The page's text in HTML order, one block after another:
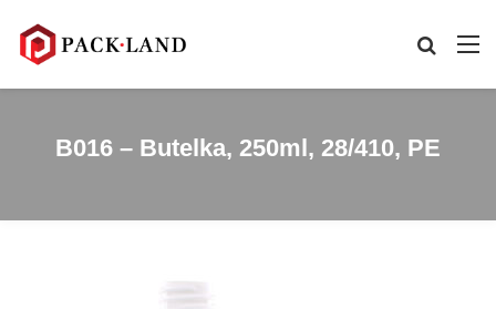
B016 – Butelka, 250ml, 28/410, PE